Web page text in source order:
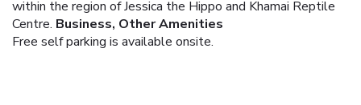
within the region of Jessica the Hippo and Khamai Reptile
Centre. Business, Other Amenities
Free self parking is available onsite.